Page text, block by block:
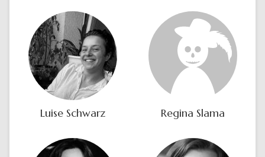
Luise Schwarz Regina Slama